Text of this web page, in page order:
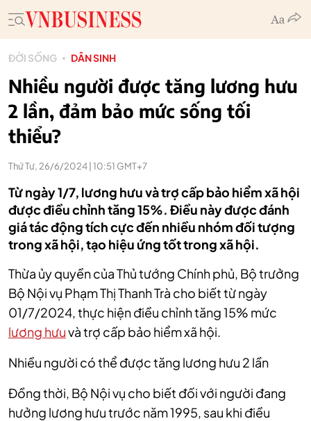
ĐỜI SỐNG DÂN SINH
Nhiều người được tăng lương hưu
2 lần, đảm bảo mức sống tối
thiểu?
Thứ Tư, 26/6/2024 | 10:51 GMT+7
Từ ngày 1/7, lương hưu và trợ cấp bảo hiểm xã hội
được điều chỉnh tăng 15%. Điều này được đánh
giá tác động tích cực đến nhiều nhóm đối tượng
trong xã hội, tạo hiệu ứng tốt trong xã hội.
Thừa ủy quyền của Thủ tướng Chính phủ, Bộ trưởng
Bộ Nội vụ Phạm Thị Thanh Trà cho biết từ ngày
01/7/2024, thực hiện điều chỉnh tăng 15% mức
lương hưuvà trợ cấp bảo hiểm xã hội.
Nhiều người có thể được tăng lương hưu 2 lần
Đồng thời, Bộ Nội vụ cho biết đối với người đang
hưởng lương hưu trước năm 1995, sau khi điều